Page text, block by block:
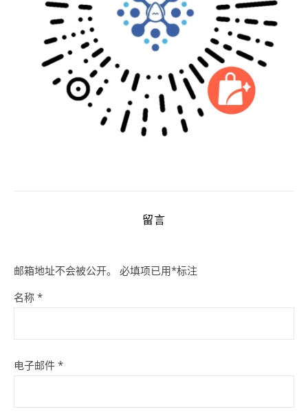
留言
邮箱地址不会被公开。 必填项已用*标注
名称 *
电子邮件 *